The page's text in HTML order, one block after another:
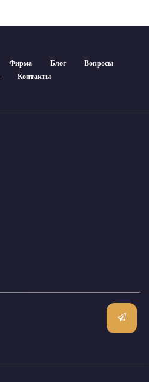
Фирма Блог
Вопросы
Контакты